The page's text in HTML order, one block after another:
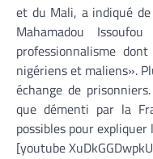
et du Mali, a indiqué
Mahamadou
professionnalisme
nigériens et maliens».
échange de
que démenti par la
possibles pour
[youtube